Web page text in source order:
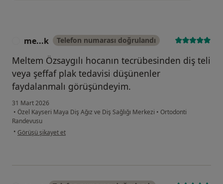
me...k Telefon numarası doğrulandı
Meltem Özsaygılı hocanın tecrübesinden diş teli
veya şeffaf plak tedavisi düşünenler
faydalanmalı görüşündeyim.
31 Mart 2026
• Özel Kayseri Maya Diş Ağız ve Diş Sağlığı Merkezi • Ortodonti
Randevusu
• kullanıcının görüşüne göre me...k
Görüşü şikayet et